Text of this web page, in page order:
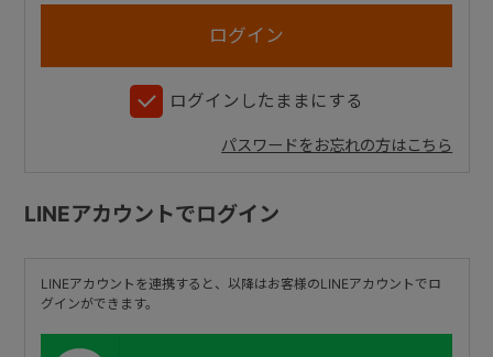
ログインしたままにする
パスワードをお忘れの方はこちら
LINEアカウントでログイン
LINEアカウントを連携すると、以降はお客様のLINEアカウントでロ
グインができます。